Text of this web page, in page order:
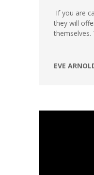
If you are
they will
themselves.
EVE